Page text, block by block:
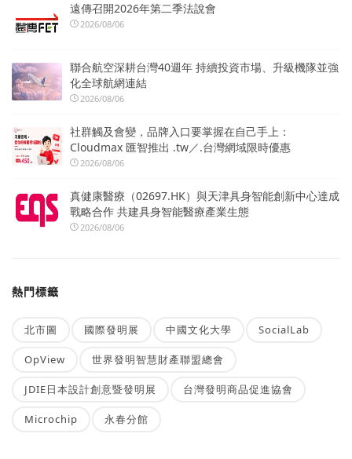
遠傳召開2026年第二季法說會
2026/08/06
聯合航空深耕台灣40週年 持續投資市場、升級機隊並強
化全球航網連結
2026/08/06
社群觸及會變，品牌入口要掌握在自己手上：
Cloudmax 匯智推出 .tw／.台灣網域限時優惠
2026/08/06
真健康醫療（02697.HK）與天津具身智能創新中心達成
戰略合作 共建具身智能醫療產業生態
2026/08/06
熱門標籤
北市圖 國際發明展 中國文化大學 SocialLab
OpView 世界發明智慧財產聯盟總會
JDIE日本設計創意暨發明展 台灣發明商品促進協會
Microchip 永春分館